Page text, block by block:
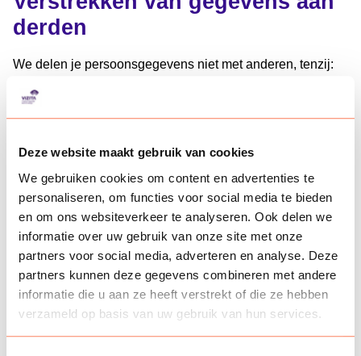
Deze website maakt gebruik van cookies
We gebruiken cookies om content en advertenties te
personaliseren, om functies voor social media te bieden
en om ons websiteverkeer te analyseren. Ook delen we
informatie over uw gebruik van onze site met onze
partners voor social media, adverteren en analyse. Deze
partners kunnen deze gegevens combineren met andere
informatie die u aan ze heeft verstrekt of die ze hebben
verzameld op basis van uw gebruik van hun services.
derden
We delen je persoonsgegevens niet met anderen, tenzij:
het nodig is voor de uitvoering van onze
overeenkomst, of
rechterlijke uitspraak, of bij fraude of misbruik).
Jouw rechten
Je hebt recht op:
Inzage in je gegevens
Correctie of verwijdering van je gegevens